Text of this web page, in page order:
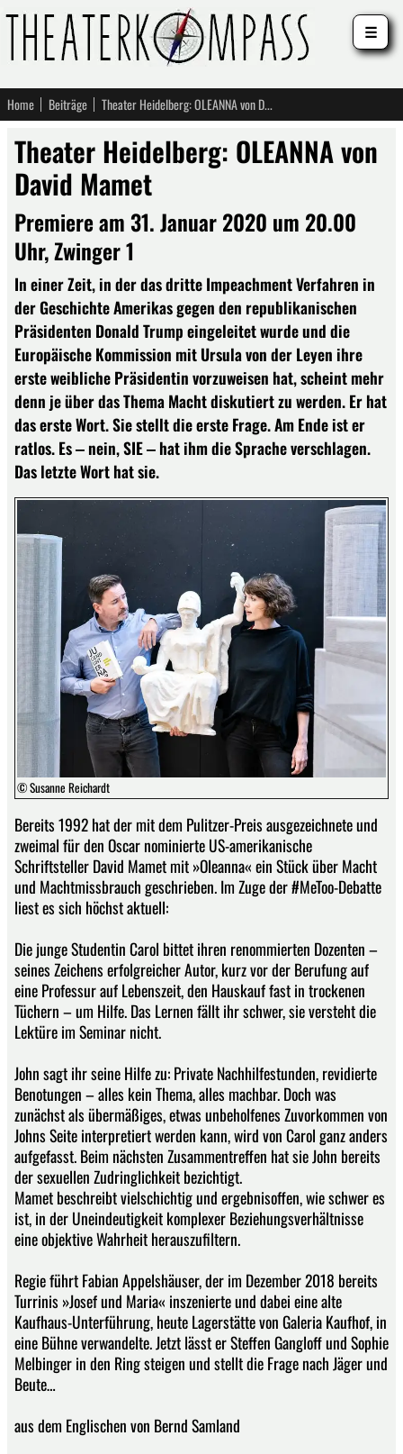
Home Beiträge Theater Heidelberg: OLEANNA von David Mamet
Theater Heidelberg: OLEANNA von
David Mamet
Premiere am 31. Januar 2020 um 20.00
Uhr, Zwinger 1
In einer Zeit, in der das dritte Impeachment Verfahren in
der Geschichte Amerikas gegen den republikanischen
Präsidenten Donald Trump eingeleitet wurde und die
Europäische Kommission mit Ursula von der Leyen ihre
erste weibliche Präsidentin vorzuweisen hat, scheint mehr
denn je über das Thema Macht diskutiert zu werden. Er hat
das erste Wort. Sie stellt die erste Frage. Am Ende ist er
ratlos. Es ‒ nein, SIE ‒ hat ihm die Sprache verschlagen.
Das letzte Wort hat sie.
© Susanne Reichardt
Bereits 1992 hat der mit dem Pulitzer-Preis ausgezeichnete und
zweimal für den Oscar nominierte US-amerikanische
Schriftsteller David Mamet mit »Oleanna« ein Stück über Macht
und Machtmissbrauch geschrieben. Im Zuge der #MeToo-Debatte
liest es sich höchst aktuell:
Die junge Studentin Carol bittet ihren renommierten Dozenten –
seines Zeichens erfolgreicher Autor, kurz vor der Berufung auf
eine Professur auf Lebenszeit, den Hauskauf fast in trockenen
Tüchern – um Hilfe. Das Lernen fällt ihr schwer, sie versteht die
Lektüre im Seminar nicht.
John sagt ihr seine Hilfe zu: Private Nachhilfestunden, revidierte
Benotungen – alles kein Thema, alles machbar. Doch was
zunächst als übermäßiges, etwas unbeholfenes Zuvorkommen von
Johns Seite interpretiert werden kann, wird von Carol ganz anders
aufgefasst. Beim nächsten Zusammentreffen hat sie John bereits
der sexuellen Zudringlichkeit bezichtigt.
Mamet beschreibt vielschichtig und ergebnisoffen, wie schwer es
ist, in der Uneindeutigkeit komplexer Beziehungsverhältnisse
eine objektive Wahrheit herauszufiltern.
Regie führt Fabian Appelshäuser, der im Dezember 2018 bereits
Turrinis »Josef und Maria« inszenierte und dabei eine alte
Kaufhaus-Unterführung, heute Lagerstätte von Galeria Kaufhof, in
eine Bühne verwandelte. Jetzt lässt er Steffen Gangloff und Sophie
Melbinger in den Ring steigen und stellt die Frage nach Jäger und
Beute…
aus dem Englischen von Bernd Samland
☰